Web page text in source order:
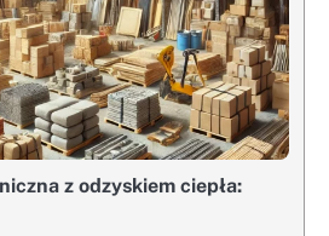
z odzyskiem ciepła: